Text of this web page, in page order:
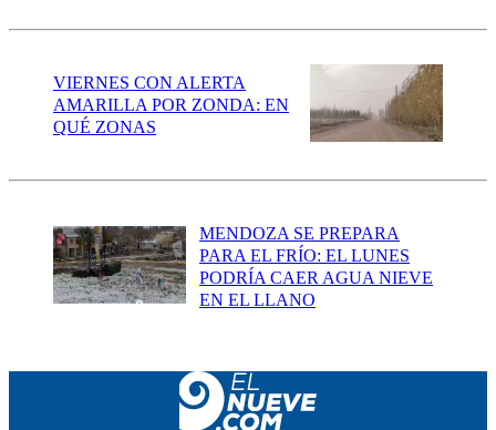
VIERNES CON ALERTA
AMARILLA POR ZONDA: EN
QUÉ ZONAS
MENDOZA SE PREPARA
PARA EL FRÍO: EL LUNES
PODRÍA CAER AGUA NIEVE
EN EL LLANO